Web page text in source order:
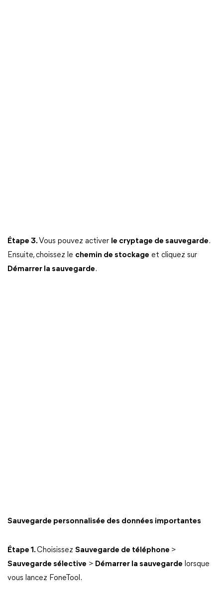
Étape 3. Vous pouvez activer le cryptage de sauvegarde.
Ensuite, choissez le chemin de stockage et cliquez sur
Démarrer la sauvegarde.
Sauvegarde personnalisée des données importantes
Étape 1.Choisissez Sauvegarde de téléphone >
Sauvegarde sélective > Démarrer la sauvegarde lorsque
vous lancez FoneTool.